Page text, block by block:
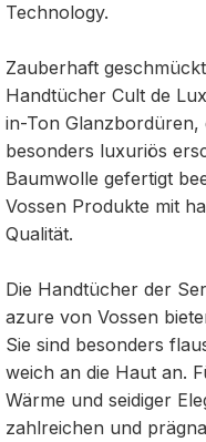
Technology.
Zauberhaft
Handtücher Cult de
in-Ton Glanzbordüren,
besonders luxuriös
Baumwolle gefertigt
Vossen Produkte mit
Qualität.
Die Handtücher der
azure von Vossen
Sie sind besonders
weich an die Haut an.
Wärme und seidiger
zahlreichen und